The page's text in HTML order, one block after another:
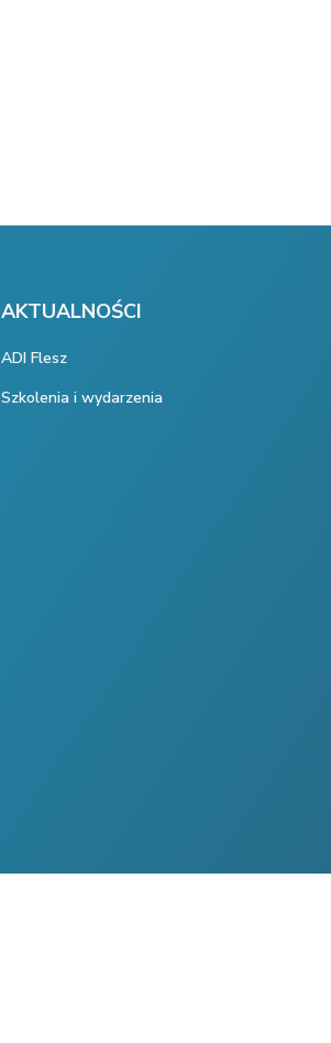
AKTUALNOŚCI
ADI Flesz
Szkolenia i wydarzenia